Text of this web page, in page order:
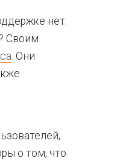
нет.
Своим
. Они
о том, что